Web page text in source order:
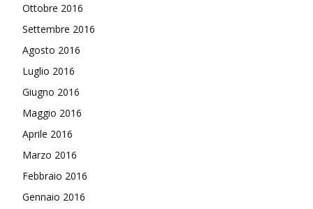
Ottobre 2016
Settembre 2016
Agosto 2016
Luglio 2016
Giugno 2016
Maggio 2016
Aprile 2016
Marzo 2016
Febbraio 2016
Gennaio 2016